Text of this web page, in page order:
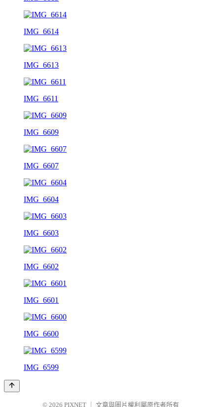
IMG_6614
IMG_6613
IMG_6611
IMG_6609
IMG_6607
IMG_6604
IMG_6603
IMG_6602
IMG_6601
IMG_6600
IMG_6599
© 2026 PIXNET 文章與圖片權利屬原作者所有